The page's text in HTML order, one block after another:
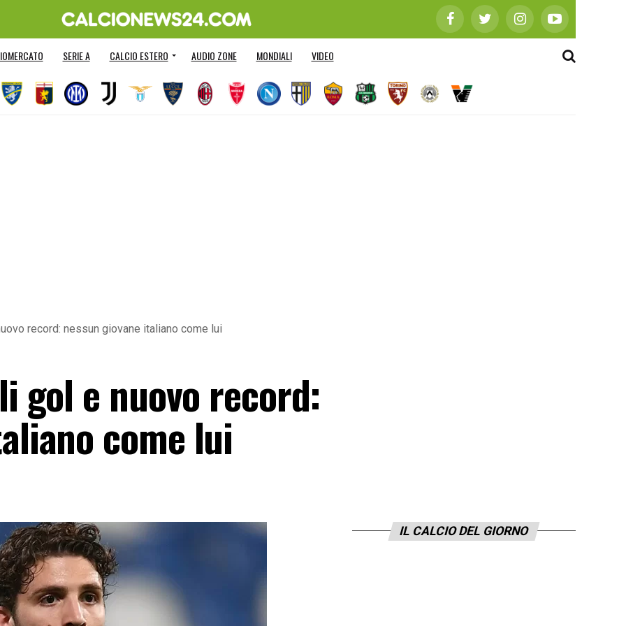
SERIE A CALCIO ESTERO AUDIO ZONE MONDIALI VIDEO
record: nessun giovane italiano come lui
gol e nuovo record:
come lui
IL CALCIO DEL GIORNO